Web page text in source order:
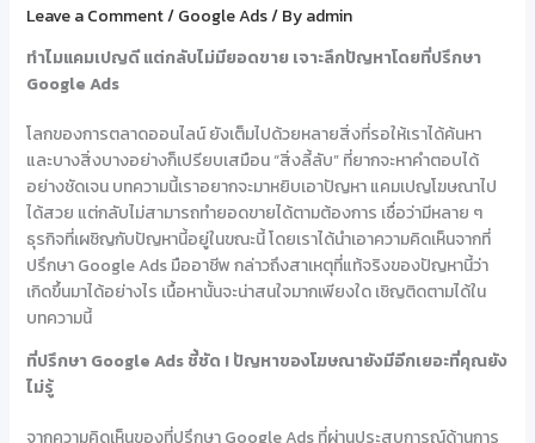
Leave a Comment/Google Ads/ Byadmin
ทำไมแคมเปญดี แต่กลับไม่มียอดขาย เจาะลึกปัญหาโดยที่ปรึกษา
Google Ads
โลกของการตลาดออนไลน์ ยังเต็มไปด้วยหลายสิ่งที่รอให้เราได้ค้นหา
และบางสิ่งบางอย่างก็เปรียบเสมือน “สิ่งลี้ลับ” ที่ยากจะหาคำตอบได้
อย่างชัดเจน บทความนี้เราอยากจะมาหยิบเอาปัญหา แคมเปญโฆษณาไป
ได้สวย แต่กลับไม่สามารถทำยอดขายได้ตามต้องการ เชื่อว่ามีหลาย ๆ
ธุรกิจที่เผชิญกับปัญหานี้อยู่ในขณะนี้ โดยเราได้นำเอาความคิดเห็นจากที่
ปรึกษา Google Ads มืออาชีพ กล่าวถึงสาเหตุที่แท้จริงของปัญหานี้ว่า
เกิดขึ้นมาได้อย่างไร เนื้อหานั้นจะน่าสนใจมากเพียงใด เชิญติดตามได้ใน
บทความนี้
ที่ปรึกษาGoogle Adsชี้ชัด ! ปัญหาของโฆษณายังมีอีกเยอะที่คุณยัง
ไม่รู้